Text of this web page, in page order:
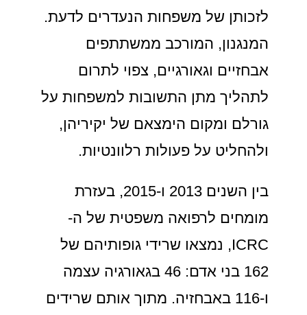
לזכותן של משפחות הנעדרים לדעת.
המנגנון, המורכב ממשתתפים
אבחזיים וגאורגיים, צפוי לתרום
לתהליך מתן התשובות למשפחות על
גורלם ומקום הימצאם של יקיריהן,
ולהחליט על פעולות רלוונטיות.
בין השנים 2013 ו-2015, בעזרת
מומחים לרפואה משפטית של ה-
ICRC, נמצאו שרידי גופותיהם של
162 בני אדם: 46 בגאורגיה עצמה
ו-116 באבחזיה. מתוך אותם שרידים